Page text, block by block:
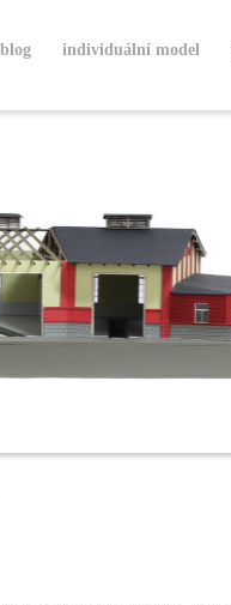
blog individuální model